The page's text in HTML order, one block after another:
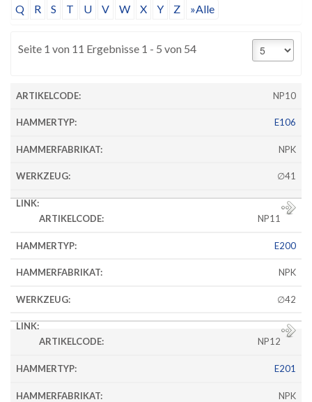
Q
R S T U V W X Y Z »Alle
Seite 1 von 11 Ergebnisse 1 - 5 von 54
NP10
E106
NPK
∅41
NP11
E200
NPK
∅42
NP12
E201
NPK